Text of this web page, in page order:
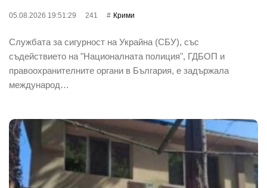
05.08.2026 19:51:29 241 Крими
Службата за сигурност на Украйна (СБУ), със
съдействието на "Националната полиция", ГДБОП и
правоохранителните органи в България, е задържала
международ…